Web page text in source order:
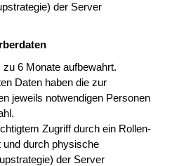
der Server
6 Monate aufbewahrt.
Daten haben die zur
jeweils notwendigen Personen
Zugriff durch ein Rollen-
und durch physische
der Server